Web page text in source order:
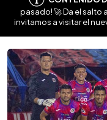
pasado! 🚀 Da el salto
invitamos a visitar el